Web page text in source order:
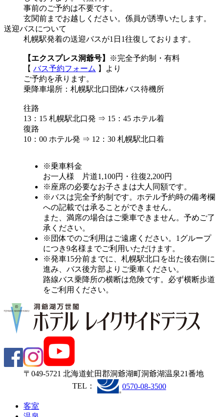
事前のご予約は不要です。
玄関前までお越しください。係員が誘導いたします。
送迎バスについて
札幌駅発着の送迎バスが1日1往復しております。
【エクスプレス洞爺号】
※完全予約制・有料
【 バス予約フォーム 】より
ご予約を承ります。
乗降車場所：札幌駅北口団体バス待機所
往路
13：15 札幌駅北口発 ⇒ 15：45 ホテル着
復路
10：00 ホテル発 ⇒ 12：30 札幌駅北口着
※乗車料金
お一人様 片道1,100円・往復2,200円
※座席の必要なお子さまは大人同額です。
※バスは完全予約制です。ホテル予約時の備考欄
への記載では承ることができません。
また、満席の場合はご乗車できません。予めご了
承ください。
※団体でのご利用はご遠慮ください。1グループ
につき9名様までご利用いただけます。
※発車15分前までに、札幌駅北口を出た後右側に
進み、バス後方部よりご乗車ください。
路線バス乗降所の横断は危険です。必ず横断歩道
をご利用ください。
〒049-5721 北海道虻田郡洞爺湖町洞爺湖温泉21番地
TEL：
0570-08-3500
客室